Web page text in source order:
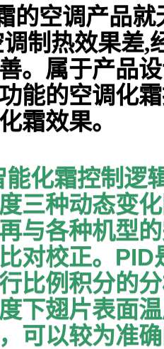
的空调产品就
制热效果差,
。属于产品
能的空调化
霜效果。
能化霜控制逻
三种动态变
与各种机型
对校正。PID
比例积分的
下翅片表面
可以较为准